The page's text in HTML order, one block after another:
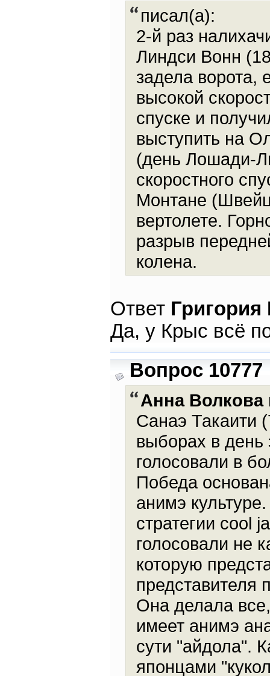
писал(а):
2-й раз
Линдси Вонн
задела ворота,
высокой
спуске и
выступить на
(день Лошади-
скоростного
Монтане
вертолете.
разрыв
колена.
Ответ
Да, у Крыс всё
Вопрос 10777
Анна Волкова
Санаэ Такаити
выборах в
голосовали в
Победа
анимэ
стратегии cool
голосовали не
которую
представителя
Она делала
имеет анимэ
сути "айдола".
японцами